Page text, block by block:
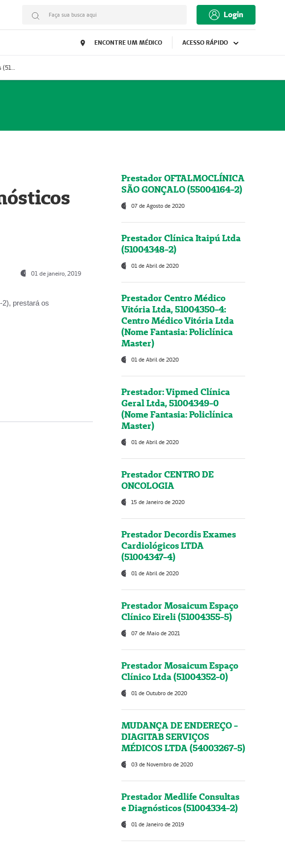
Faça sua busca aqui Login
ENCONTRE UM MÉDICO ACESSO RÁPIDO
Prestador Medlife Consultas e Diagnósticos (51004334-2)
01 de janeiro, 2019
2), prestará os
Prestador OFTALMOCLÍNICA
SÃO GONÇALO (55004164-2)
07 de Agosto de 2020
Prestador Clínica Itaipú Ltda
(51004348-2)
01 de Abril de 2020
Prestador Centro Médico
Vitória Ltda, 51004350-4:
Centro Médico Vitória Ltda
(Nome Fantasia: Policlínica
Master)
01 de Abril de 2020
Prestador: Vipmed Clínica
Geral Ltda, 51004349-0
(Nome Fantasia: Policlínica
Master)
01 de Abril de 2020
Prestador CENTRO DE
ONCOLOGIA
15 de Janeiro de 2020
Prestador Decordis Exames
Cardiológicos LTDA
(51004347-4)
01 de Abril de 2020
Prestador Mosaicum Espaço
Clínico Eireli (51004355-5)
07 de Maio de 2021
Prestador Mosaicum Espaço
Clínico Ltda (51004352-0)
01 de Outubro de 2020
MUDANÇA DE ENDEREÇO -
DIAGITAB SERVIÇOS
MÉDICOS LTDA (54003267-5)
03 de Novembro de 2020
Prestador Medlife Consultas
e Diagnósticos (51004334-2)
01 de Janeiro de 2019